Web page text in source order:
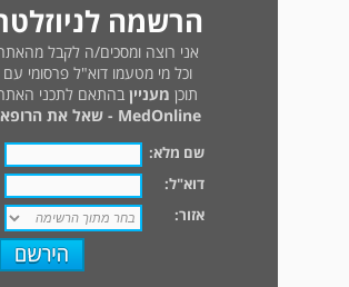
הרשמה
אני רוצה ומסכים/ה לקבל
וכל מי מטעמו דוא"ל פרסומי עם
תוכן מעניין בהתאם לתכני
MedOnline - שאל את הרופא
שם מלא:
דוא"ל:
אזור: